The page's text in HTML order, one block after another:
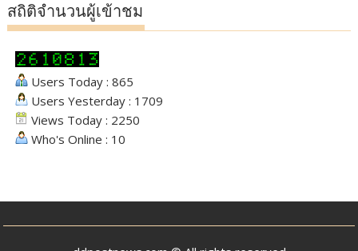
สถิติจำนวนผู้เข้าชม
Users Today : 865
Users Yesterday : 1709
Views Today : 2250
Who's Online : 10